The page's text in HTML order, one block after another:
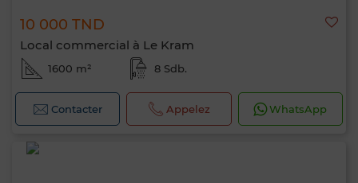
10 000 TND
Local commercial à Le Kram
1600 m² 8 Sdb.
Contacter Appelez WhatsApp